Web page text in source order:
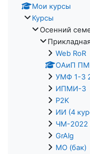
Мои курсы
Курсы
Осенний
Web RoR
ОАиП
УМФ 1-3
ИПМИ-3
P2K
ИИ (4
ЧМ-2022
GrAlg
МО (бак)